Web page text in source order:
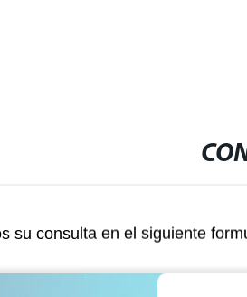
su consulta en el siguiente